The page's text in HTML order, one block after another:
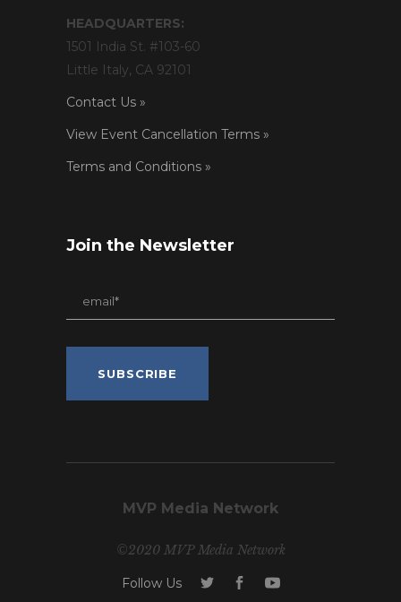
HEADQUARTERS:
1501 India St. #103-60
Little Italy, CA 92101
Contact Us »
View Event Cancellation Terms »
Terms and Conditions »
Join the Newsletter
MVP Media Network
©2020 MVP Media Network
Follow Us